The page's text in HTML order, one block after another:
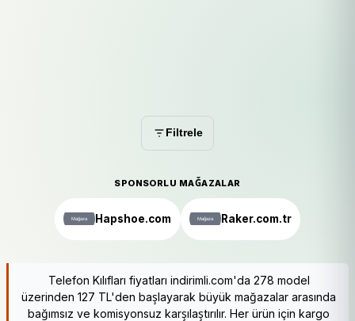
Filtrele
SPONSORLU MAĞAZALAR
Hapshoe.com Raker.com.tr
Telefon Kılıfları fiyatları indirimli.com'da 278 model
üzerinden 127 TL'den başlayarak büyük mağazalar arasında
bağımsız ve komisyonsuz karşılaştırılır. Her ürün için kargo